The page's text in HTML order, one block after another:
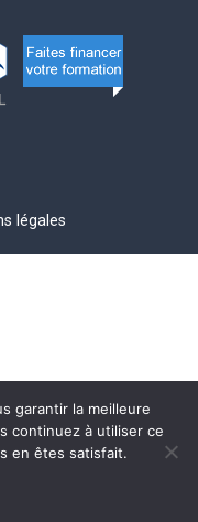
légales
garantir la meilleure
continuez à utiliser ce
en êtes satisfait.